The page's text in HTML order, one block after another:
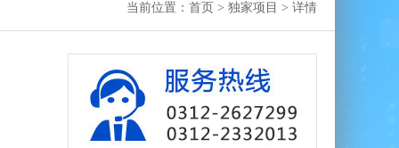
当前位置： 首页 > 独家项目 > 详情